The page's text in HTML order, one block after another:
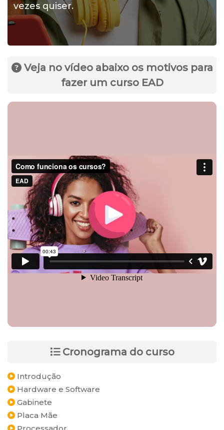
vezes quiser.
Veja no vídeo abaixo os motivos para
fazer um curso EAD
Cronograma do curso
Introdução
Hardware e Software
Gabinete
Placa Mãe